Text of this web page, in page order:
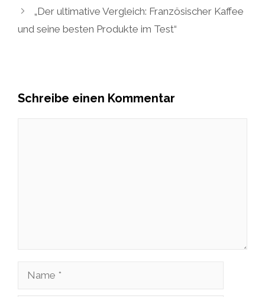
„Der ultimative Vergleich: Französischer Kaffee
und seine besten Produkte im Test“
Schreibe einen Kommentar
Name